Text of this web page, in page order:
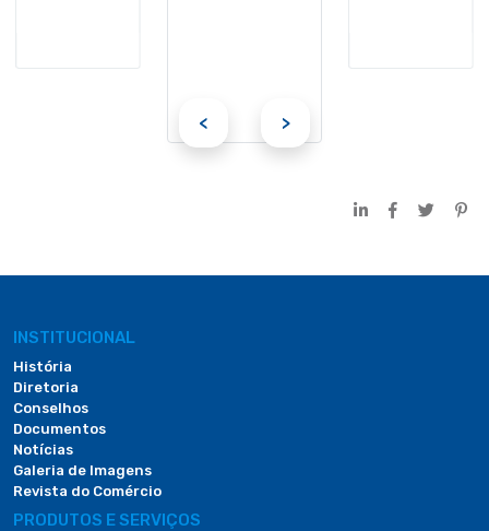
< >
INSTITUCIONAL
História
Diretoria
Conselhos
Documentos
Notícias
Galeria de Imagens
Revista do Comércio
PRODUTOS E SERVIÇOS